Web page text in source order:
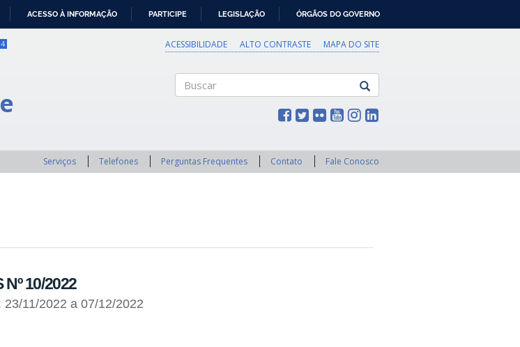
ACESSO À INFORMAÇÃO PARTICIPE LEGISLAÇÃO ÓRGÃOS DO GOVERNO
4 ACESSIBILIDADE ALTO CONTRASTE MAPA DO SITE
Serviços Telefones Perguntas Frequentes Contato Fale Conosco
10/2022
11/2022 a 07/12/2022